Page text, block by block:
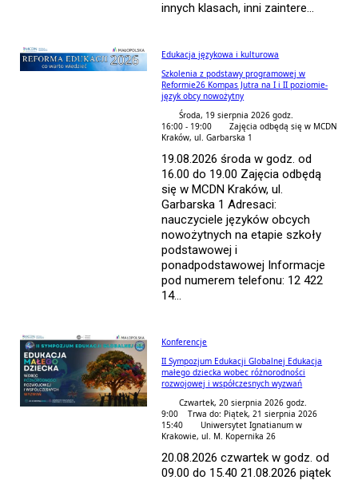
innych klasach, inni zaintere...
Edukacja językowa i kulturowa
Szkolenia z podstawy programowej w
Reformie26 Kompas Jutra na I i II poziomie-
język obcy nowożytny
Środa, 19 sierpnia 2026 godz.
16:00 - 19:00
Zajęcia odbędą się w MCDN
Kraków, ul. Garbarska 1
19.08.2026 środa w godz. od
16.00 do 19.00 Zajęcia odbędą
się w MCDN Kraków, ul.
Garbarska 1 Adresaci:
nauczyciele języków obcych
nowożytnych na etapie szkoły
podstawowej i
ponadpodstawowej Informacje
pod numerem telefonu: 12 422
14...
Konferencje
II Sympozjum Edukacji Globalnej Edukacja
małego dziecka wobec różnorodności
rozwojowej i współczesnych wyzwań
Czwartek, 20 sierpnia 2026 godz.
9:00 Trwa do: Piątek, 21 sierpnia 2026
15:40
Uniwersytet Ignatianum w
Krakowie, ul. M. Kopernika 26
20.08.2026 czwartek w godz. od
09.00 do 15.40 21.08.2026 piątek